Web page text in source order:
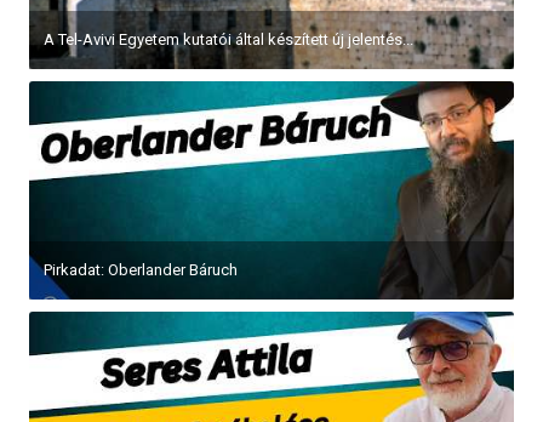
A Tel-Avivi Egyetem kutatói által készített új jelentés...
Pirkadat: Oberlander Báruch